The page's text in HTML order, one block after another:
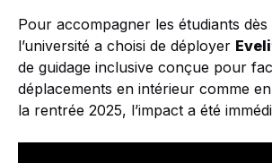
Pour accompagner les étudiants
l’université a choisi de déployer
de guidage inclusive conçue pour
déplacements en intérieur comme
la rentrée 2025, l’impact a été